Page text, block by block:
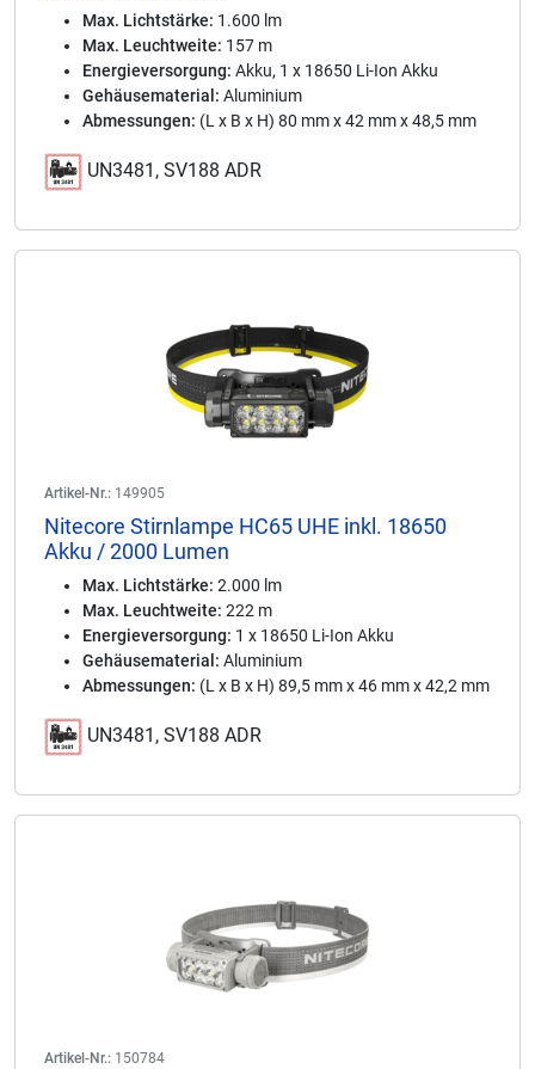
Max. Lichtstärke: 1.600 lm
Max. Leuchtweite: 157 m
Energieversorgung: Akku, 1 x 18650 Li-Ion Akku
Gehäusematerial: Aluminium
Abmessungen: (L x B x H) 80 mm x 42 mm x 48,5 mm
UN3481, SV188 ADR
Artikel-Nr.: 149905
Nitecore Stirnlampe HC65 UHE inkl. 18650
Akku / 2000 Lumen
Max. Lichtstärke: 2.000 lm
Max. Leuchtweite: 222 m
Energieversorgung: 1 x 18650 Li-Ion Akku
Gehäusematerial: Aluminium
Abmessungen: (L x B x H) 89,5 mm x 46 mm x 42,2 mm
UN3481, SV188 ADR
Artikel-Nr.: 150784